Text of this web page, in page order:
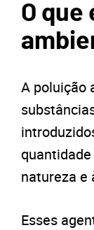
O que
A poluição
natureza e
Esses